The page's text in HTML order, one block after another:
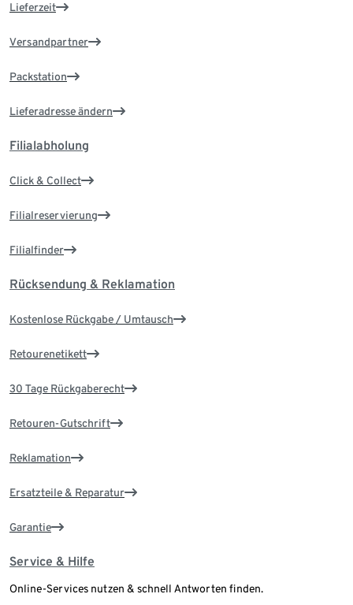
Lieferzeit
Versandpartner
Packstation
Lieferadresse ändern
Filialabholung
Click & Collect
Filialreservierung
Filialfinder
Rücksendung & Reklamation
Kostenlose Rückgabe / Umtausch
Retourenetikett
30 Tage Rückgaberecht
Retouren-Gutschrift
Reklamation
Ersatzteile & Reparatur
Garantie
Service & Hilfe
Online-Services nutzen & schnell Antworten finden.